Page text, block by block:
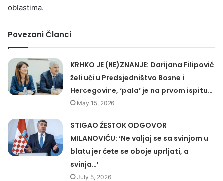
oblastima.
Povezani Članci
KRHKO JE (NE)ZNANJE: Darijana Filipović
želi ući u Predsjedništvo Bosne i
Hercegovine, ‘pala’ je na prvom ispitu…
May 15, 2026
STIGAO ŽESTOK ODGOVOR
MILANOVIĆU: ‘Ne valjaj se sa svinjom u
blatu jer ćete se oboje uprljati, a
svinja…’
July 5, 2026